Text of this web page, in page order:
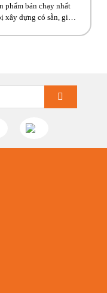
phẩm bán chạy nhất
dựng có sẵn, giao